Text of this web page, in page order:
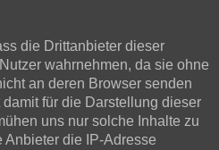
die Drittanbieter dieser
wahrnehmen, da sie ohne
an deren Browser senden
für die Darstellung dieser
uns nur solche Inhalte zu
die IP-Adresse